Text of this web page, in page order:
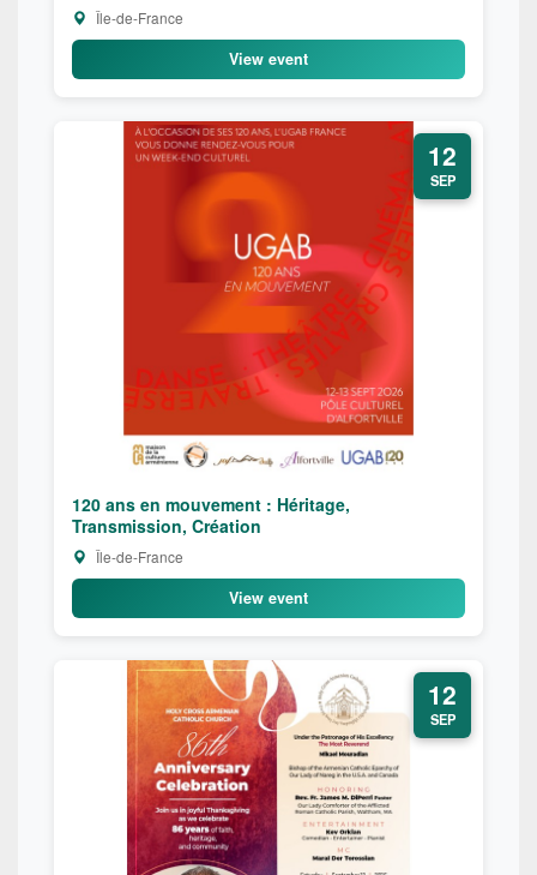
Île-de-France
View event
12
SEP
120 ans en mouvement : Héritage,
Transmission, Création
Île-de-France
View event
12
SEP